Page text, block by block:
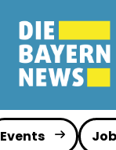
Events